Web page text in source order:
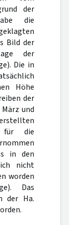
der
die
Bild der
der
Die in
Höhe
der
und
für die
in den
nicht
worden
Das
der Ha.